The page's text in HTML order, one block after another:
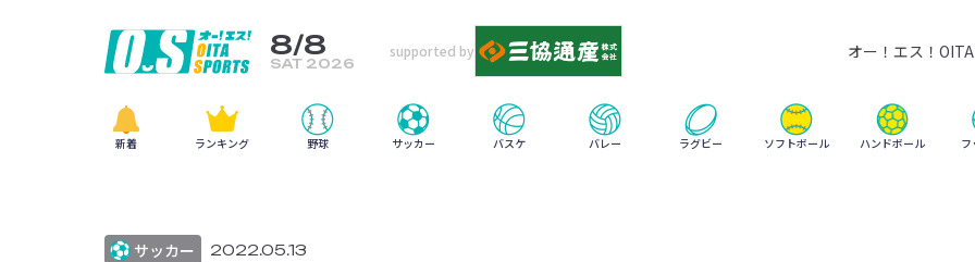
8/8
SAT 2026
supported by オー！エス！
新着 ランキング 野球 サッカー バスケ バレー ラグビー ソフトボール ハンドボール
サッカー 2022.05.13